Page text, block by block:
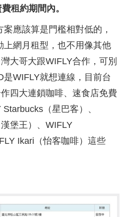
租約期間內。
應該算是門檻相對低的，
上網月租型，也不用像其他
大哥大跟WIFLY合作，可別
是WIFLY就想連線，目前台
四大連鎖咖啡、速食店免費
（星巴客）、
堡王）、WIFLY
Ikari（怡客咖啡）這些